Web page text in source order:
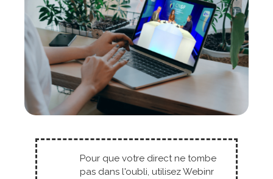
Pour que votre direct ne tombe
pas dans l'oubli, utilisez Webinr